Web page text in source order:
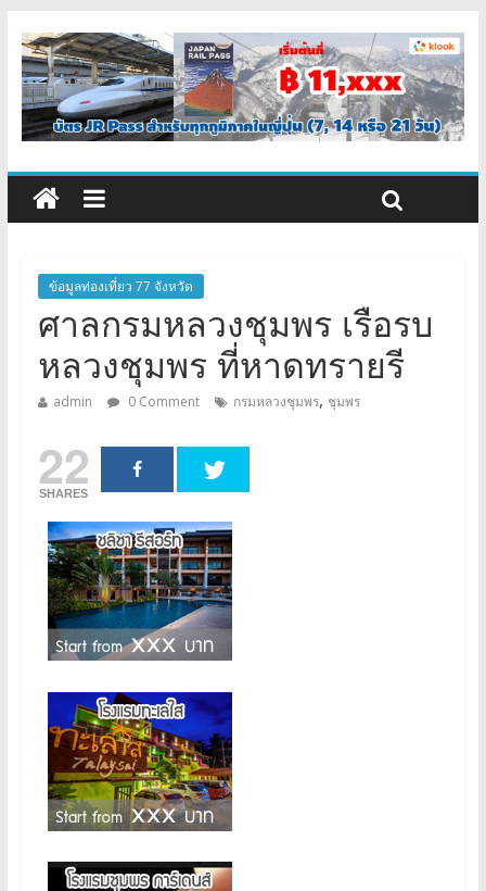
ข้อมูลท่องเที่ยว 77 จังหวัด
ศาลกรมหลวงชุมพร เรือรบ
หลวงชุมพร ที่หาดทรายรี
admin 0 Comment กรมหลวงชุมพร, ชุมพร
22
SHARES